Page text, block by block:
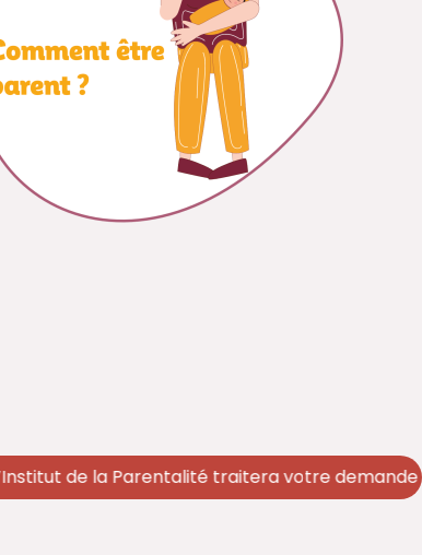
de la Parentalité traitera votre demande